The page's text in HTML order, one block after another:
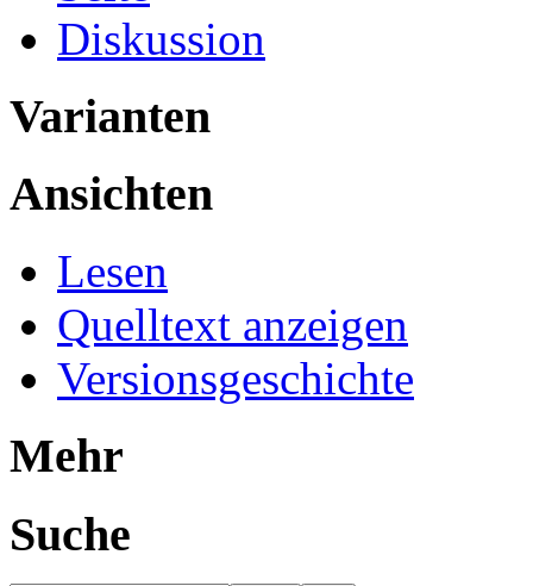
Diskussion
Varianten
Ansichten
Lesen
Quelltext anzeigen
Versionsgeschichte
Mehr
Suche